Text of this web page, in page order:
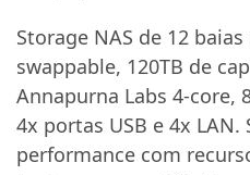
Storage NAS de 12
swappable, 120TB de
Annapurna Labs 4-core,
4x portas USB e 4x LAN.
performance com